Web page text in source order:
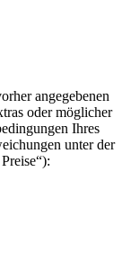
angegebenen
oder möglicher
Ihres
unter der